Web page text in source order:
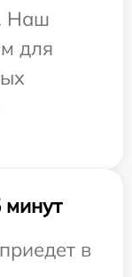
Наш
для
в